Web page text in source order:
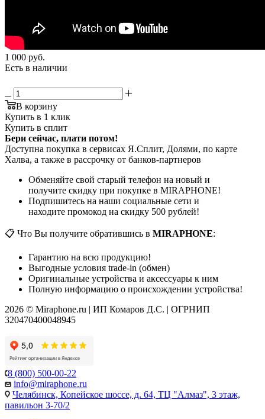
1 000 руб.
Есть в наличии
В корзину
Купить в 1 клик
Купить в сплит
Бери сейчас, плати потом!
Доступна покупка в сервисах Я.Сплит, Долями, по карте
Халва, а также в рассрочку от банков-партнеров
Обменяйте свой старый телефон на новый и
получите скидку при покупке в MIRAPHONE!
Подпишитесь на наши социальные сети и
находите промокод на скидку 500 рублей!
📋 Что Вы получите обратившись в MIRAPHONE:
Гарантию на всю продукцию!
Выгодные условия trade-in (обмен)
Оригинальные устройства и аксессуары к ним
Полную информацию о происхождении устройства!
2026 © Miraphone.ru | ИП Комаров Д.С. | ОГРНИП
320470400048945
8 (800) 500-00-22
info@miraphone.ru
Челябинск, Копейское шоссе, д. 64, ТЦ "Алмаз", 3 этаж,
павильон 3-70/2